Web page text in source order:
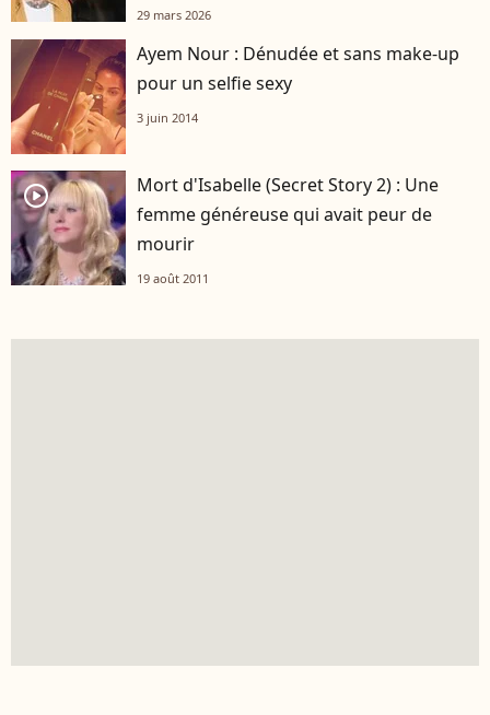
29 mars 2026
Ayem Nour : Dénudée et sans make-up
pour un selfie sexy
3 juin 2014
player2
Mort d'Isabelle (Secret Story 2) : Une
femme généreuse qui avait peur de
mourir
19 août 2011